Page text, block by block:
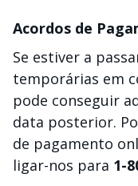
Acordos de
Se estiver a
temporárias em
pode conseguir
data posterior.
de pagamento
ligar-nos para 1-